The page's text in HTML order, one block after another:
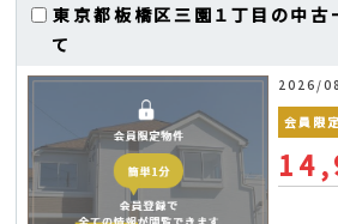
東京都板橋区三園１丁目の中古
て
2026/
会員限定